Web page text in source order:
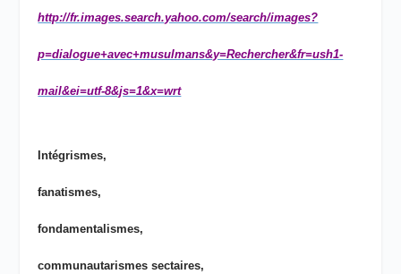
http://fr.images.search.yahoo.com/search/images?
p=dialogue+avec+musulmans&y=Rechercher&fr=ush1-
mail&ei=utf-8&js=1&x=wrt
Intégrismes,
fanatismes,
fondamentalismes,
communautarismes sectaires,